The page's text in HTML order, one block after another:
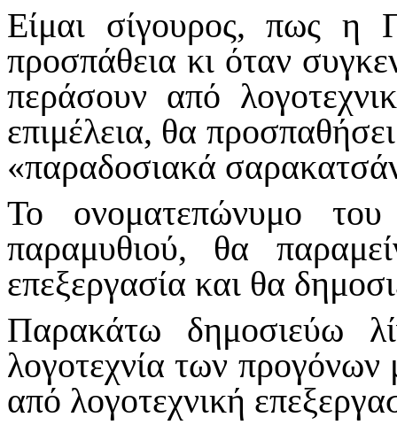
Είμαι σίγουρος, πως η
προσπάθεια κι όταν
περάσουν από
επιμέλεια, θα
«παραδοσιακά
Το ονοματεπώνυμο
παραμυθιού, θα
επεξεργασία και θα
Παρακάτω δημοσιεύω
λογοτεχνία των
από λογοτεχνική